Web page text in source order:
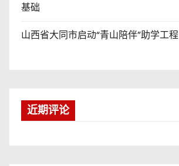
基础
山西省大同市启动“青山陪伴”助学工程
近期评论